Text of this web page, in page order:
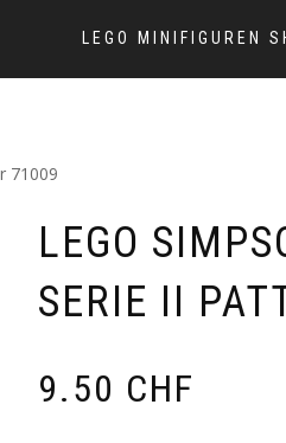
LEGO MINIFIGUREN
71009
LEGO
SERIE II
9.50 CHF